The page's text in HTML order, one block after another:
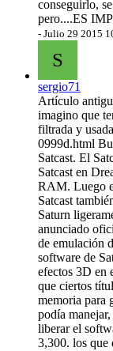
conseguirlo,
pero....ES
- Julio 29 2015
S
sergio71
Artículo
imagino que
filtrada y
0999d.html
Satcast. El
Satcast en
RAM. Luego
Satcast
Saturn
anunciado
de emulación
software de
efectos 3D en
que ciertos
memoria para
podía
liberar el
3,300. los que